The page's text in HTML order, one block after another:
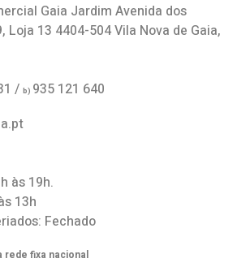
Gaia Jardim Avenida dos
Loja 13 4404-504 Vila Nova de Gaia,
/ b) 935 121 640
às 19h.
13h
Fechado
rede fixa nacional